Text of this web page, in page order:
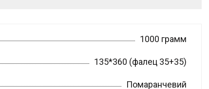
1000 грамм
135*360 (фалец 35+35)
Помаранчевий